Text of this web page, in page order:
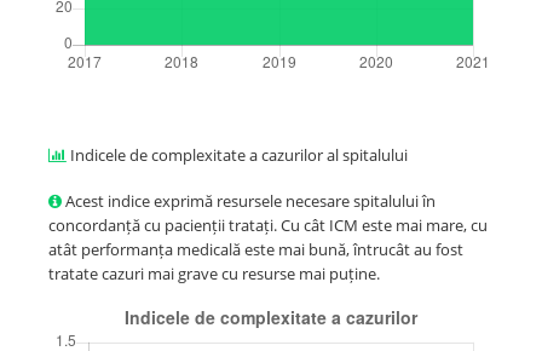
Indicele de complexitate a cazurilor al spitalului
Acest indice exprimă resursele necesare spitalului în
concordanță cu pacienții tratați. Cu cât ICM este mai mare, cu
atât performanța medicală este mai bună, întrucât au fost
tratate cazuri mai grave cu resurse mai puține.